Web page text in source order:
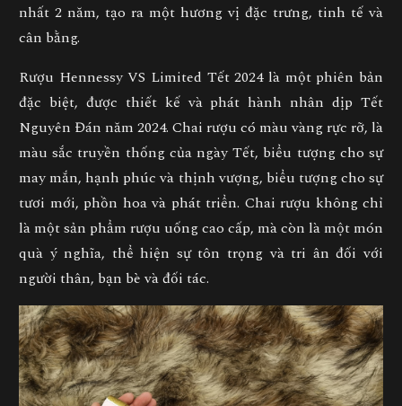
nhất 2 năm, tạo ra một hương vị đặc trưng, tinh tế và
cân bằng.
Rượu Hennessy VS Limited Tết 2024 là một phiên bản
đặc biệt, được thiết kế và phát hành nhân dịp Tết
Nguyên Đán năm 2024. Chai rượu có màu vàng rực rỡ, là
màu sắc truyền thống của ngày Tết, biểu tượng cho sự
may mắn, hạnh phúc và thịnh vượng, biểu tượng cho sự
tươi mới, phồn hoa và phát triển. Chai rượu không chỉ
là một sản phẩm rượu uống cao cấp, mà còn là một món
quà ý nghĩa, thể hiện sự tôn trọng và tri ân đối với
người thân, bạn bè và đối tác.